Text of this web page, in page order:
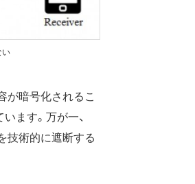
い
が暗号化されるこ
ます。万が一、
技術的に遮断する